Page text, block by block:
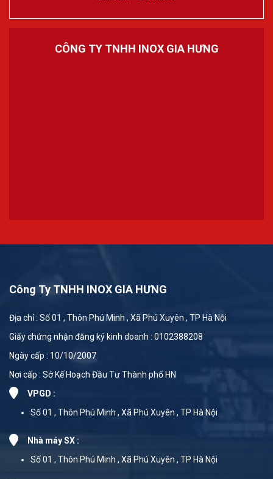
CÔNG TY TNHH INOX GIA HƯNG
Công Ty TNHH INOX GIA HƯNG
Địa chỉ : Số 01 , Thôn Phú Minh , Xã Phú Xuyên , TP Hà Nội
Giấy chứng nhận đăng ký kinh doanh : 0102388208
Ngày cấp : 10/10/2007
Nơi cấp : Sở Kế Hoạch Đầu Tư Thành phố HN
VPGD :
Số 01 , Thôn Phú Minh , Xã Phú Xuyên , TP Hà Nội
Nhà máy SX :
Số 01 , Thôn Phú Minh , Xã Phú Xuyên , TP Hà Nội